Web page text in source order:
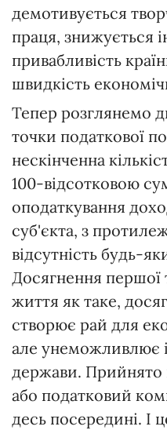
демотивується
праця, знижується
привабливість
швидкість
Тепер розглянемо
точки податкової
нескінченна
100-відсотковою
оподаткування
суб'єкта, з
відсутність будь-
Досягнення
життя як таке,
створює рай для
але унеможливлює
держави. Прийнято
або податковий
десь посередині. І